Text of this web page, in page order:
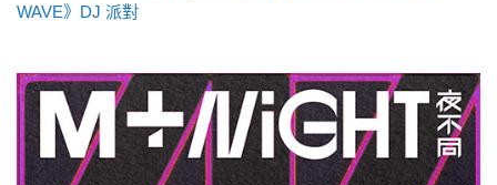
WAVE》DJ 派對